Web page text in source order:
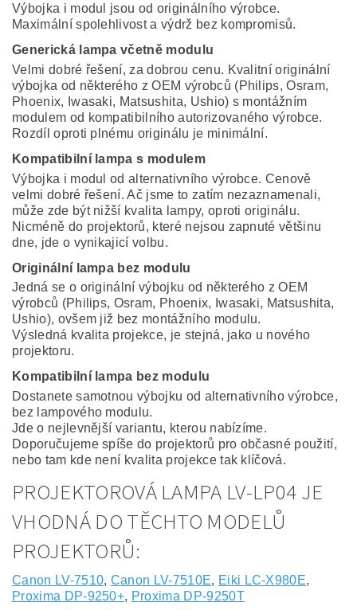
Výbojka i modul jsou od originálního výrobce.
Maximální spolehlivost a výdrž bez kompromisů.
Generická lampa včetně modulu
Velmi dobré řešení, za dobrou cenu. Kvalitní originální
výbojka od některého z OEM výrobců (Philips, Osram,
Phoenix, Iwasaki, Matsushita, Ushio) s montážním
modulem od kompatibilního autorizovaného výrobce.
Rozdíl oproti plnému originálu je minimální.
Kompatibilní lampa s modulem
Výbojka i modul od alternativního výrobce. Cenově
velmi dobré řešení. Ač jsme to zatím nezaznamenali,
může zde být nižší kvalita lampy, oproti originálu.
Nicméně do projektorů, které nejsou zapnuté většinu
dne, jde o vynikajicí volbu.
Originální lampa bez modulu
Jedná se o originální výbojku od některého z OEM
výrobců (Philips, Osram, Phoenix, Iwasaki, Matsushita,
Ushio), ovšem již bez montážního modulu.
Výsledná kvalita projekce, je stejná, jako u nového
projektoru.
Kompatibilní lampa bez modulu
Dostanete samotnou výbojku od alternativního výrobce,
bez lampového modulu.
Jde o nejlevnější variantu, kterou nabízíme.
Doporučujeme spíše do projektorů pro občasné použití,
nebo tam kde není kvalita projekce tak klíčová.
PROJEKTOROVÁ LAMPA LV-LP04 JE
VHODNÁ DO TĚCHTO MODELŮ
PROJEKTORŮ:
Canon LV-7510, Canon LV-7510E, Eiki LC-X980E,
Proxima DP-9250+, Proxima DP-9250T